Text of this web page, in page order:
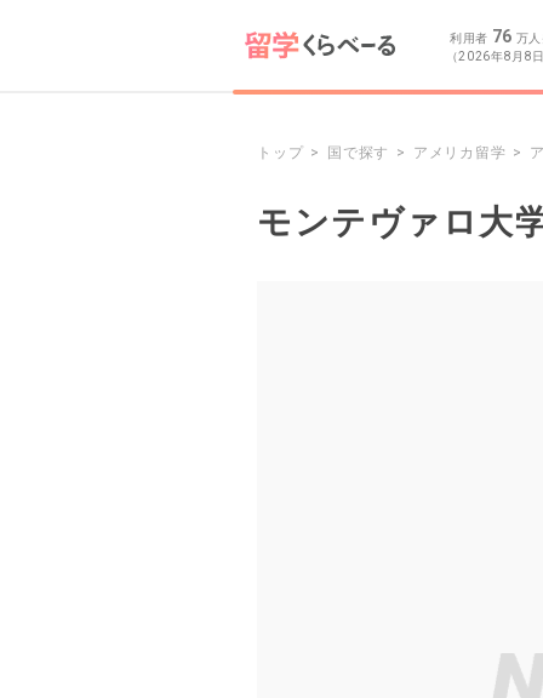
利用者 76 万
（2026年8月8
トップ 国で探す アメリカ留学
モンテヴァロ大